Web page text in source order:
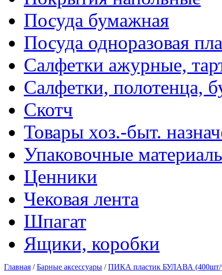
Посуда бумажная
Посуда одноразовая
Салфетки ажурные,
Салфетки, полотенца,
Скотч
Товары хоз.-быт.
Упаковочные
Ценники
Чековая лента
Шпагат
Ящики, коробки
Главная /Барные аксессуары /ПИКА пластик БУЛАВА (400шт/